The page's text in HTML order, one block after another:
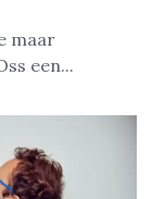
maar
een...